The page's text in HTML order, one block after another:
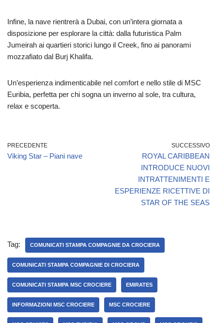
Infine, la nave rientrerà a Dubai, con un’intera giornata a
disposizione per esplorare la città: dalla futuristica Palm
Jumeirah ai quartieri storici lungo il Creek, fino ai panorami
mozzafiato dal Burj Khalifa.
Un’esperienza indimenticabile nel comfort e nello stile di MSC
Euribia, perfetta per chi sogna un inverno al sole, tra cultura,
relax e scoperta.
PRECEDENTE
Viking Star – Piani nave
SUCCESSIVO
ROYAL CARIBBEAN
INTRODUCE NUOVI
INTRATTENIMENTI E
ESPERIENZE RICETTIVE DI
STAR OF THE SEAS
Tag: COMUNICATI STAMPA COMPAGNIE DA CROCIERA
COMUNICATI STAMPA COMPAGNIE DI CROCIERA
COMUNICATI STAMPA MSC CROCIERE EMIRATES
INFORMAZIONI MSC CROCIERE MSC CROCIERE